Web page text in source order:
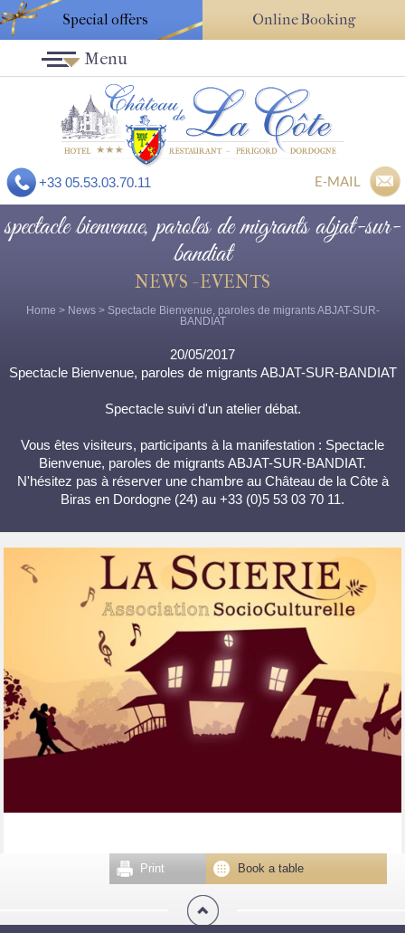
Special offers Online Booking
+33 05.53.03.70.11 E-MAIL
Menu
spectacle bienvenue, paroles de migrants abjat-sur-
bandiat
NEWS - EVENTS
Home > News> Spectacle Bienvenue, paroles de migrants ABJAT-SUR-
BANDIAT
20/05/2017
Spectacle Bienvenue, paroles de migrants ABJAT-SUR-BANDIAT
Spectacle suivi d'un atelier débat.
Vous êtes visiteurs, participants à la manifestation : Spectacle
Bienvenue, paroles de migrants ABJAT-SUR-BANDIAT.
N'hésitez pas à réserver une chambre au Château de la Côte à
Biras en Dordogne (24) au +33 (0)5 53 03 70 11.
Book a table
Print